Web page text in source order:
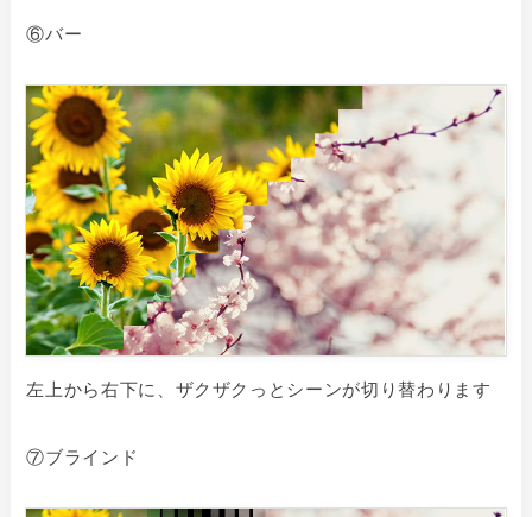
⑥バー
左上から右下に、ザクザクっとシーンが切り替わります
⑦ブラインド